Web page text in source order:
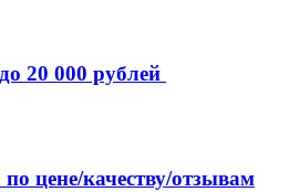
20 000 рублей
цене/качеству/отзывам